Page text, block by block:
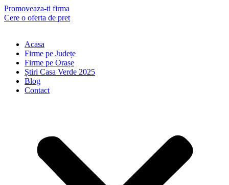
Skip
to
Promoveaza-ti firma
Cere o oferta de pret
Acasa
Firme pe Județe
Firme pe Orașe
Știri Casa Verde 2025
Blog
Contact